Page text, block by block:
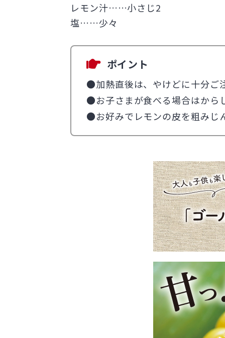
レモン汁……小さじ2
塩……少々
ポイント
●加熱直後は、やけどに十分ご
●お子さまが食べる場合はから
●お好みでレモンの皮を粗みじ